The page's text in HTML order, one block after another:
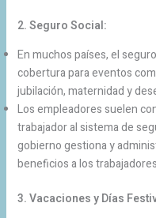
2. Seguro Social:
En muchos países, el
cobertura para eventos
jubilación, maternidad y
Los empleadores suelen
trabajador al sistema de
gobierno gestiona y
beneficios a los
3. Vacaciones y Días